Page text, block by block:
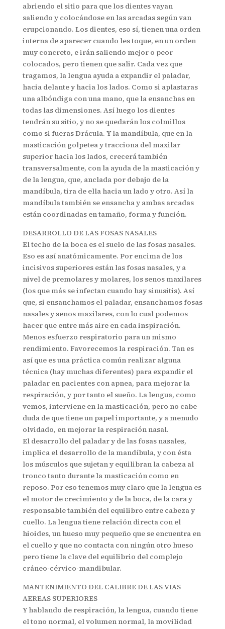
abriendo el sitio para que los dientes vayan
saliendo y colocándose en las arcadas según van
erupcionando. Los dientes, eso sí, tienen una orden
interna de aparecer cuando les toque, en un orden
muy concreto, e irán saliendo mejor o peor
colocados, pero tienen que salir. Cada vez que
tragamos, la lengua ayuda a expandir el paladar,
hacia delante y hacia los lados. Como si aplastaras
una albóndiga con una mano, que la ensanchas en
todas las dimensiones. Así luego los dientes
tendrán su sitio, y no se quedarán los colmillos
como si fueras Drácula. Y la mandíbula, que en la
masticación golpetea y tracciona del maxilar
superior hacia los lados, crecerá también
transversalmente, con la ayuda de la masticación y
de la lengua, que, anclada por debajo de la
mandíbula, tira de ella hacia un lado y otro. Así la
mandíbula también se ensancha y ambas arcadas
están coordinadas en tamaño, forma y función.
DESARROLLO DE LAS FOSAS NASALES
El techo de la boca es el suelo de las fosas nasales.
Eso es así anatómicamente. Por encima de los
incisivos superiores están las fosas nasales, y a
nivel de premolares y molares, los senos maxilares
(los que más se infectan cuando hay sinusitis). Así
que, si ensanchamos el paladar, ensanchamos fosas
nasales y senos maxilares, con lo cual podemos
hacer que entre más aire en cada inspiración.
Menos esfuerzo respiratorio para un mismo
rendimiento. Favorecemos la respiración. Tan es
así que es una práctica común realizar alguna
técnica (hay muchas diferentes) para expandir el
paladar en pacientes con apnea, para mejorar la
respiración, y por tanto el sueño. La lengua, como
vemos, interviene en la masticación, pero no cabe
duda de que tiene un papel importante, y a menudo
olvidado, en mejorar la respiración nasal.
El desarrollo del paladar y de las fosas nasales,
implica el desarrollo de la mandíbula, y con ésta
los músculos que sujetan y equilibran la cabeza al
tronco tanto durante la masticación como en
reposo. Por eso tenemos muy claro que la lengua es
el motor de crecimiento y de la boca, de la cara y
responsable también del equilibro entre cabeza y
cuello. La lengua tiene relación directa con el
hioides, un hueso muy pequeño que se encuentra en
el cuello y que no contacta con ningún otro hueso
pero tiene la clave del equilibrio del complejo
cráneo-cérvico-mandibular.
MANTENIMIENTO DEL CALIBRE DE LAS VIAS
AEREAS SUPERIORES
Y hablando de respiración, la lengua, cuando tiene
el tono normal, el volumen normal, la movilidad